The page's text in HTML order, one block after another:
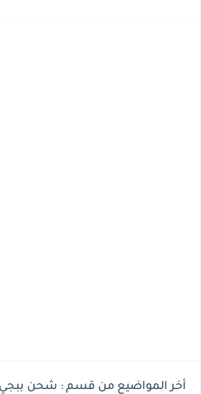
أخر المواضيع من قسم : شحن ببجي